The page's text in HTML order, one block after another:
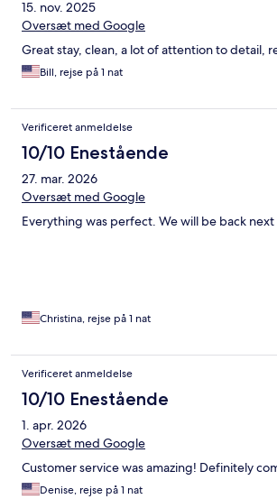
15. nov. 2025
Oversæt med Google
Great stay, clean, a lot of attention to detail,
Bill, rejse på 1 nat
Verificeret anmeldelse
10/10 Enestående
27. mar. 2026
Oversæt med Google
Everything was perfect. We will be back
Christina, rejse på 1 nat
Verificeret anmeldelse
10/10 Enestående
1. apr. 2026
Oversæt med Google
Customer service was amazing! Definitely
Denise, rejse på 1 nat